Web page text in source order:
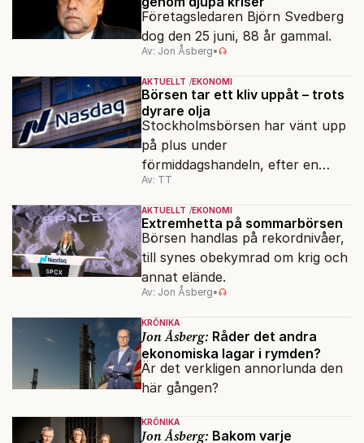
Företagsledaren Björn Svedberg
dog den 25 juni, 88 år gammal.
Av: Jon Åsberg•
AKTUELLT EKONOMI
Börsen tar ett kliv uppåt – trots
dyrare olja
Stockholmsbörsen har vänt upp
på plus under
förmiddagshandeln, efter en
inledning nedåt – trots ett högre
oljepris och AI-oro.
Av: TT
AKTUELLT EKONOMI
Extremhetta på sommarbörsen
Börsen handlas på rekordnivåer,
till synes obekymrad om krig och
annat elände.
Av: Jon Åsberg•
KRÖNIKA
Jon Åsberg: Råder det andra
ekonomiska lagar i rymden?
Är det verkligen annorlunda den
här gången?
KRÖNIKA
Jon Åsberg: Bakom varje